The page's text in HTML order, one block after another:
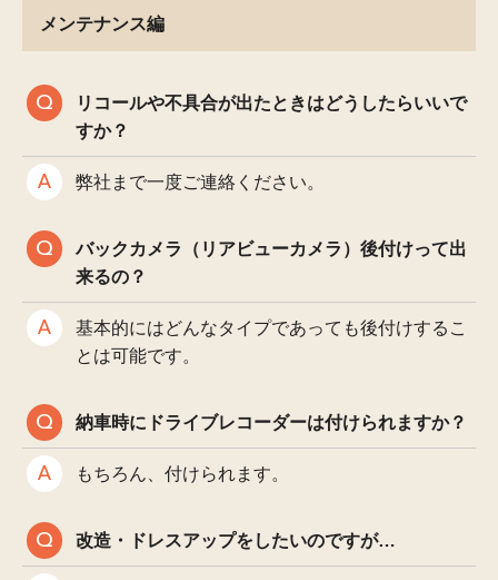
メンテナンス編
リコールや不具合が出たときはどうしたらいいで
すか？
弊社まで一度ご連絡ください。
バックカメラ（リアビューカメラ）後付けって出
来るの？
基本的にはどんなタイプであっても後付けするこ
とは可能です。
納車時にドライブレコーダーは付けられますか？
もちろん、付けられます。
改造・ドレスアップをしたいのですが…